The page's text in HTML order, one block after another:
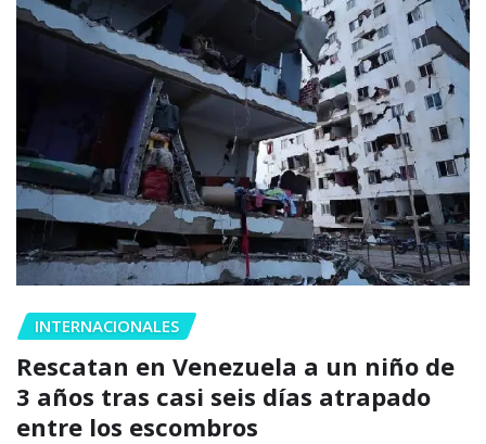
INTERNACIONALES
Rescatan en Venezuela a un niño de
3 años tras casi seis días atrapado
entre los escombros